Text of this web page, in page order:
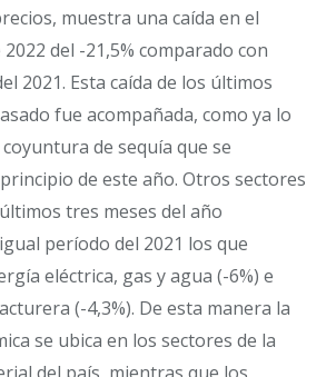
muestra una caída en el
del -21,5% comparado con
2021. Esta caída de los últimos
fue acompañada, como ya lo
de sequía que se
de este año. Otros sectores
tres meses del año
período del 2021 los que
eléctrica, gas y agua (-6%) e
(-4,3%). De esta manera la
se ubica en los sectores de la